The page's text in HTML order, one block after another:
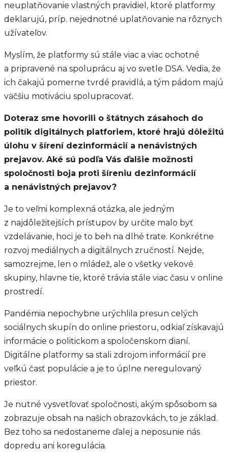
neuplatňovanie vlastných pravidiel, ktoré platformy
deklarujú, príp. nejednotné uplatňovanie na rôznych
užívateľov.
Myslím, že platformy sú stále viac a viac ochotné
a pripravené na spoluprácu aj vo svetle DSA. Vedia, že
ich čakajú pomerne tvrdé pravidlá, a tým pádom majú
väčšiu motiváciu spolupracovať.
Doteraz sme hovorili o štátnych zásahoch do
politík digitálnych platforiem, ktoré hrajú dôležitú
úlohu v šírení dezinformácií a nenávistných
prejavov. Aké sú podľa Vás ďalšie možnosti
spoločnosti boja proti šíreniu dezinformácií
a nenávistných prejavov?
Je to veľmi komplexná otázka, ale jedným
z najdôležitejších prístupov by určite malo byť
vzdelávanie, hoci je to beh na dlhé trate. Konkrétne
rozvoj mediálnych a digitálnych zručností. Nejde,
samozrejme, len o mládež, ale o všetky vekové
skupiny, hlavne tie, ktoré trávia stále viac času v online
prostredí.
Pandémia nepochybne urýchlila presun celých
sociálnych skupín do online priestoru, odkiaľ získavajú
informácie o politickom a spoločenskom dianí.
Digitálne platformy sa stali zdrojom informácií pre
veľkú časť populácie a je to úplne neregulovaný
priestor.
Je nutné vysvetľovať spoločnosti, akým spôsobom sa
zobrazuje obsah na našich obrazovkách, to je základ.
Bez toho sa nedostaneme ďalej a neposunie nás
dopredu ani koregulácia.